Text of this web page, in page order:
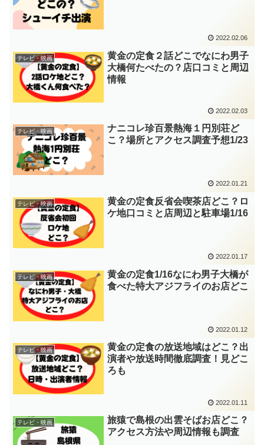
2022.02.06
テレビ・映画
黄金の定食２話どこでなにわ男子
大橋何たべたの？店口コミと周辺
情報
2022.02.03
テレビ・映画
ナニコレ珍百景熱海１円別荘ど
こ？場所とアクセス調査予想1/23
2022.01.21
テレビ・映画
黄金の定食反省会喫茶店どこ？ロ
ケ地口コミと店周辺と駐車場1/16
2022.01.17
テレビ・映画
黄金の定食1/16なにわ男子大橋が
食べた特大アジフライのお店どこ
2022.01.12
テレビ・映画
黄金の定食の放送地域はどこ？出
演者や放送時間徹底調査！見どこ
ろも
2022.01.11
テレビ・映画
旅猿で島根の出雲そばお店どこ？
アクセス方法や周辺情報も調査